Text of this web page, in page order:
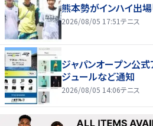
熊本勢がインハイ出場
2026/08/05 17:51テニス
ジャパンオープン公式
ジュールなど通知
2026/08/05 14:06テニス